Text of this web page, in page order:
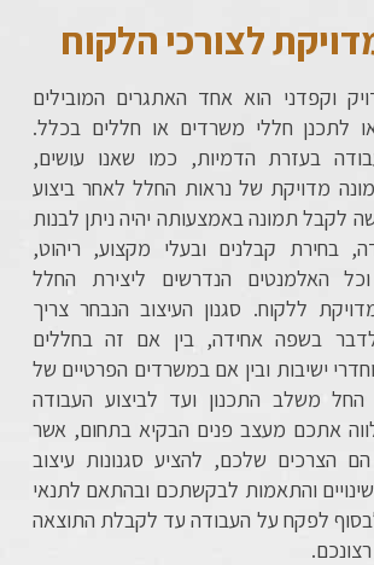
לצורכי הלקוח
וקפדני הוא אחד האתגרים המובילים
לתכנן חללי משרדים או חללים בכלל.
בעזרת הדמיות, כמו שאנו עושים,
מדויקת של נראות החלל לאחר ביצוע
לקבל תמונה באמצעותה יהיה ניתן לבנות
בחירת קבלנים ובעלי מקצוע, ריהוט,
האלמנטים הנדרשים ליצירת החלל
ללקוח. סגנון העיצוב הנבחר צריך
בשפה אחידה, בין אם זה בחללים
ישיבות ובין אם במשרדים הפרטיים של
החל משלב התכנון ועד לביצוע העבודה
אתכם מעצב פנים הבקיא בתחום, אשר
הם הצרכים שלכם, להציע סגנונות עיצוב
והתאמות לבקשתכם ובהתאם לתנאי
לפקח על העבודה עד לקבלת התוצאה